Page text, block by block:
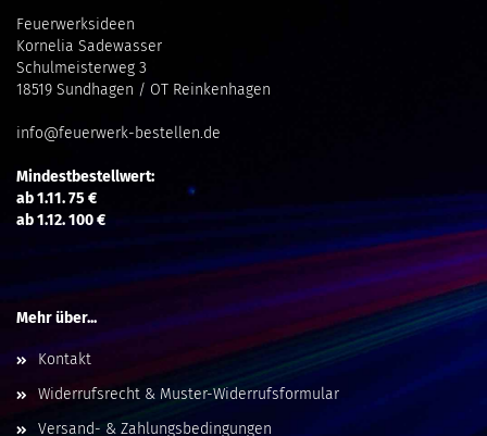
Feuerwerksideen
Kornelia Sadewasser
Schulmeisterweg 3
18519 Sundhagen / OT Reinkenhagen
info@feuerwerk-bestellen.de
Mindestbestellwert:
ab 1.11. 75 €
ab 1.12. 100 €
Mehr über...
Kontakt
Widerrufsrecht & Muster-Widerrufsformular
Versand- & Zahlungsbedingungen